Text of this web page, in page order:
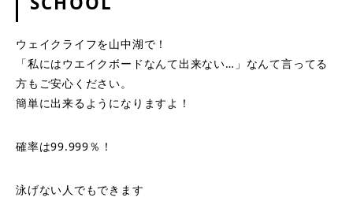
ウェイクライフを山中湖で！
「私にはウエイクボードなんて出来ない…」なんて言ってる
方もご安心ください。
簡単に出来るようになりますよ！
確率は99.999％！
泳げない人でもできます